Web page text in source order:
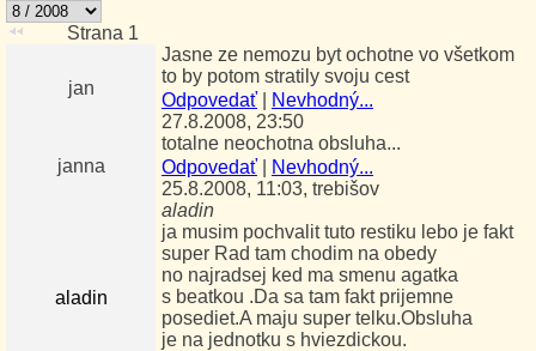
Strana 1
jan
Jasne ze nemozu byt ochotne vo všetkom
to by potom stratily svoju cest
Odpovedať
Nevhodný...
27.8.2008, 23:50
janna
totalne neochotna obsluha...
Odpovedať
Nevhodný...
25.8.2008, 11:03, trebišov
aladin
aladin
ja musim pochvalit tuto restiku lebo je fakt
super Rad tam chodim na obedy
no najradsej ked ma smenu agatka
s beatkou .Da sa tam fakt prijemne
posediet.A maju super telku.Obsluha
je na jednotku s hviezdickou.